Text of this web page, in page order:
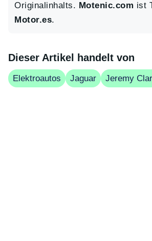
Originalinhalts. Motenic.com ist
Motor.es.
Dieser Artikel handelt von
Elektroautos Jaguar Jeremy